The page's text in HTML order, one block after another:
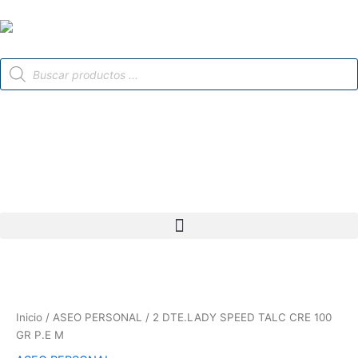
al
Búsqueda
de
Inicio / ASEO PERSONAL
/ 2 DTE.LADY SPEED TALC CRE 100
GR P.E M
TALC
CRE
100